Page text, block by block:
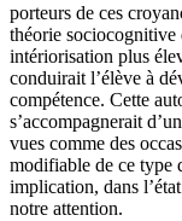
porteurs de ces
théorie sociocognitive
intériorisation plus
conduirait l’élève à
compétence. Cette
s’accompagnerait
vues comme des
modifiable de ce type
implication, dans
notre attention.